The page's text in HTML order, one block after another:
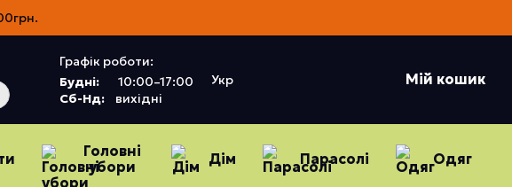
Графік роботи:
Будні:
10:00–17:00
Сб-Нд:
вихідні
Укр Мій кошик
Головні
убори
Дім Парасолі Одяг